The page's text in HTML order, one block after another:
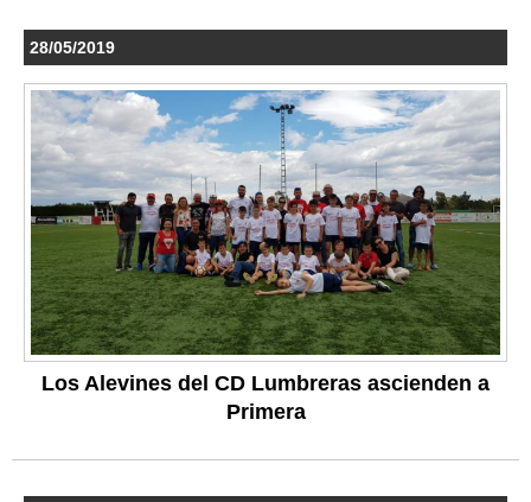
28/05/2019
Los Alevines del CD Lumbreras ascienden a
Primera